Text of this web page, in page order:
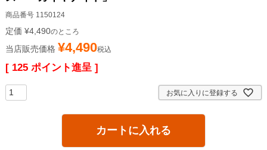
商品番号 1150124
定価 ¥4,490のところ
当店販売価格 ¥4,490税込
[ 125 ポイント進呈 ]
お気に入りに登録する
カートに入れる